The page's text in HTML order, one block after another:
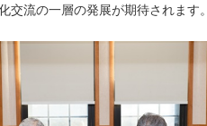
流の一層の発展が期待されます。